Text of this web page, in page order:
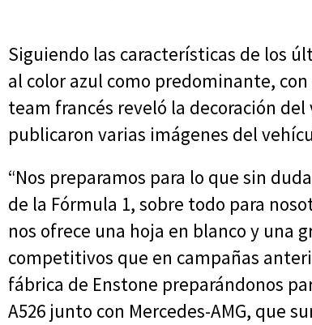
Siguiendo las características de los
al color azul como predominante,
team francés reveló la decoración
publicaron varias imágenes del
“Nos preparamos para lo que sin
de la Fórmula 1, sobre todo para
nos ofrece una hoja en blanco y una
competitivos que en campañas
fábrica de Enstone preparándonos
A526 junto con Mercedes-AMG, que